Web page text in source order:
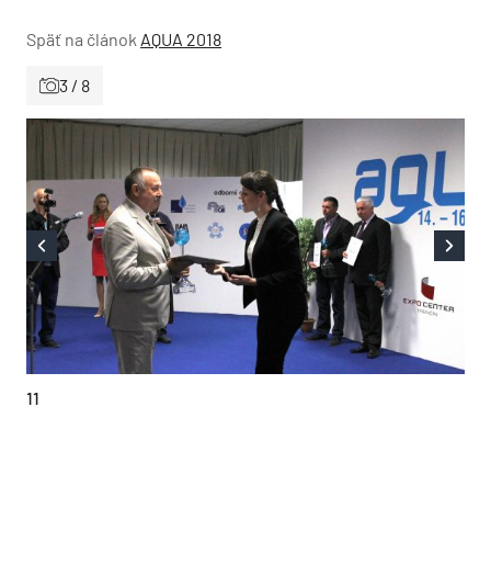
Späť na článok AQUA 2018
3 / 8
11